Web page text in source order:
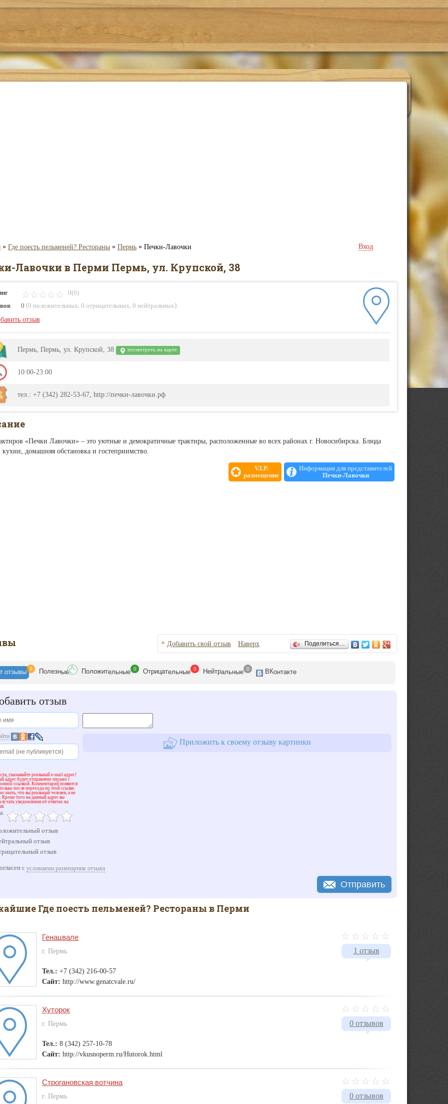
поесть Подбор рецепта О проекте
» Где поесть пельменей? Рестораны » Пермь » Печки-Лавочки Вход
Лавочки в Перми Пермь, ул. Крупской, 38
0(0)
0 (0 положительных 0 отрицательных 0 нейтральных)
отзыв
Пермь, Пермь, ул. Крупской, 38 посмотреть на карте
10:00-23:00
тел.: +7 (342) 282-53-67, http://печки-лавочки.рф
«Печки Лавочки» – это уютные и демократичные трактиры, расположенные во всех районах г. Новосибирска. Блюда
кухни, домашняя обстановка и гостеприимство.
V.I.P.
размещение
Информация для представителей
Печки-Лавочки
+ Добавить свой отзыв Наверх Поделиться…
отзывы 0 Полезные Положительные 0 Отрицательные 0 Нейтральные 0 ВКонтакте
отзыв
указывайте реальный e-mail адрес!
адрес будет отправлено письмо с
ссылкой. Комментарий появится
после перехода по этой ссылке.
знать, что вы реальный человек, а не
Кроме того на данный адрес вы
уведомления об ответах на
отзыв
отзыв
отзыв
Приложить к своему отзыву картинки
с условиями размещения отзыва
Отправить
Где поесть пельменей? Рестораны в Перми
1 отзыв
Генацвале
г. Пермь
Тел.: +7 (342) 216-00-57
Сайт: http://www.genatcvale.ru/
0 отзывов
Хуторок
г. Пермь
Тел.: 8 (342) 257-10-78
Сайт: http://vkusnoperm.ru/Hutorok.html
0 отзывов
Строгановская вотчина
г. Пермь